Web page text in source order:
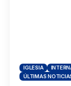
IGLESIA
ÚLTIMAS